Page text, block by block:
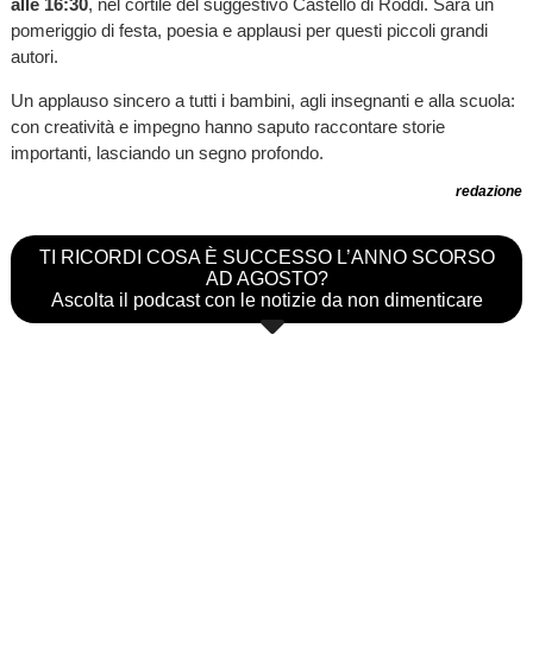
pomeriggio di festa, poesia e applausi per questi piccoli grandi
autori.
Un applauso sincero a tutti i bambini, agli insegnanti e alla scuola:
con creatività e impegno hanno saputo raccontare storie
importanti, lasciando un segno profondo.
redazione
TI RICORDI COSA È SUCCESSO L’ANNO SCORSO
AD AGOSTO?
Ascolta il podcast con le notizie da non dimenticare